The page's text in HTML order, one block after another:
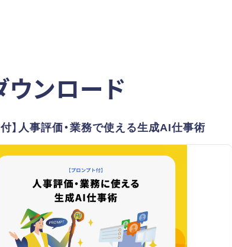
ウンロード
】人事評価・業務で使える生成AI仕事術